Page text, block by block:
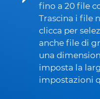
fino a 20 file
Trascina i file
clicca per
anche file di
una
imposta la
impostazioni